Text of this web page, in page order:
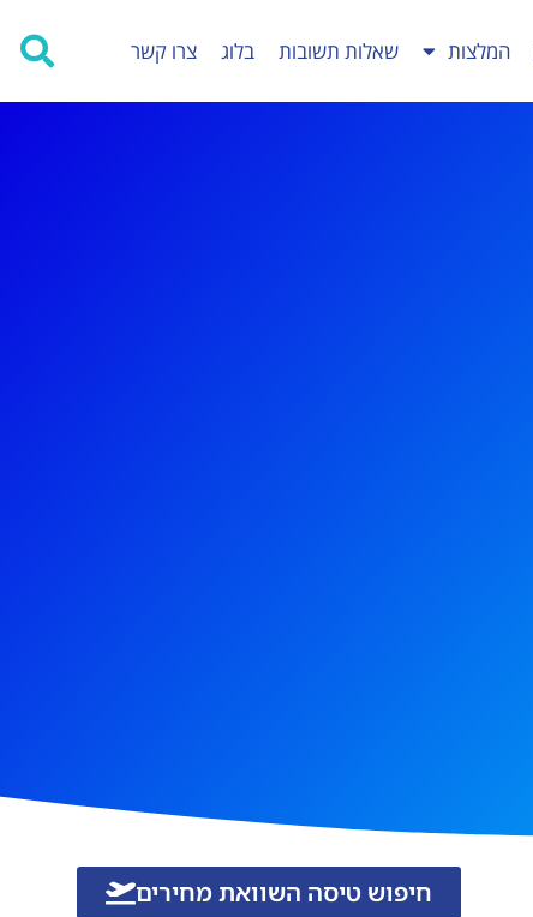
המלצות שאלות תשובות בלוג צרו קשר
חיפוש טיסה השוואת מחירים